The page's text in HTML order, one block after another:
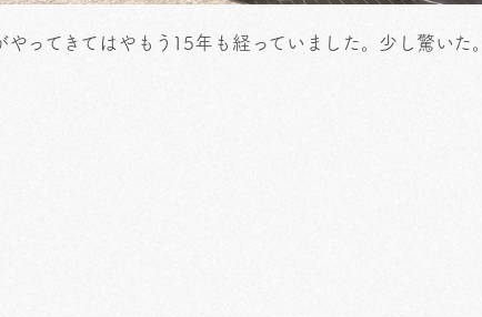
ってきてはやもう15年も経っていました。少し驚いた。